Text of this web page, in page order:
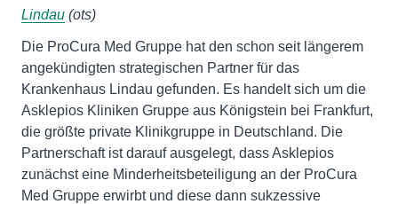
Lindau (ots)
Die ProCura Med Gruppe hat den schon seit längerem
angekündigten strategischen Partner für das
Krankenhaus Lindau gefunden. Es handelt sich um die
Asklepios Kliniken Gruppe aus Königstein bei Frankfurt,
die größte private Klinikgruppe in Deutschland. Die
Partnerschaft ist darauf ausgelegt, dass Asklepios
zunächst eine Minderheitsbeteiligung an der ProCura
Med Gruppe erwirbt und diese dann sukzessive